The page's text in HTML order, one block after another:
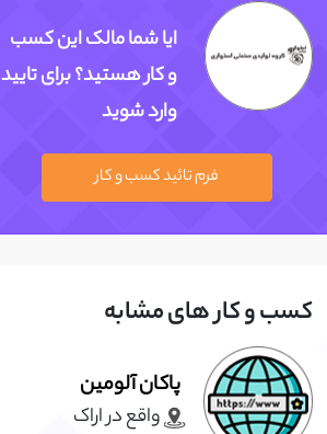
ایا شما مالک این کسب
و کار هستید؟ برای تایید
وارد شوید
فرم تائید کسب و کار
کسب و کار های مشابه
پاکان آلومین
واقع در اراک